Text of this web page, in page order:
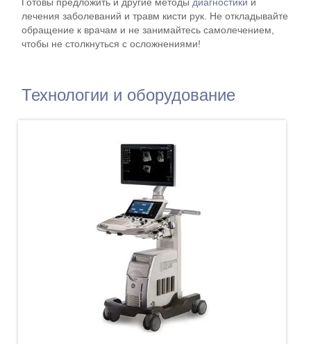
лечения заболеваний и травм кисти рук. Не откладывайте
обращение к врачам и не занимайтесь самолечением,
чтобы не столкнуться с осложнениями!
Технологии и оборудование